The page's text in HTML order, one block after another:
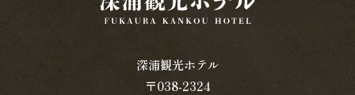
深浦観光ホテル
〒038-2324